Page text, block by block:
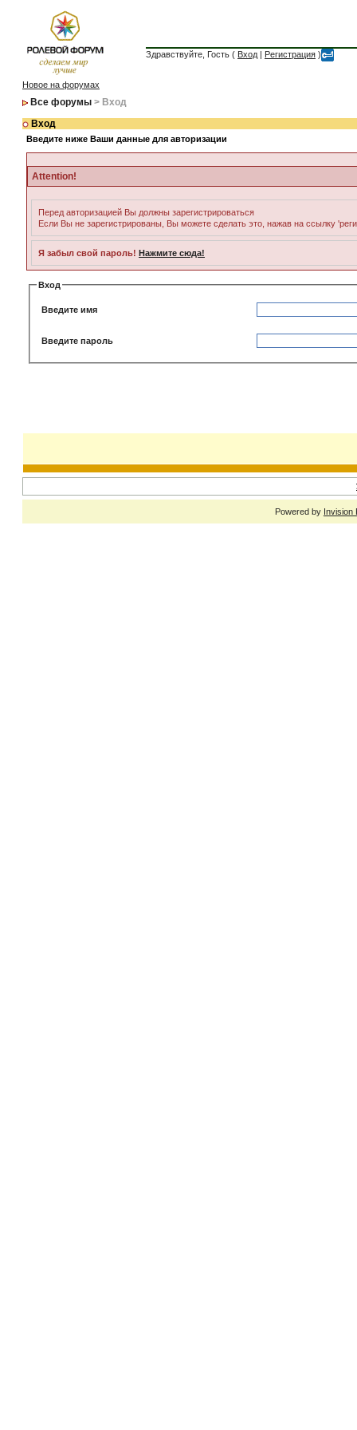
Здравствуйте, Гость ( Вход | Регистрация )
Новое на форумах
Все форумы > Вход
Вход
Введите ниже Ваши данные для авторизации
Attention!
Перед авторизацией Вы должны зарегистрироваться
Если Вы не зарегистрированы, Вы можете сделать это, нажав на ссылку
Я забыл свой пароль! Нажмите сюда!
Вход
Введите имя
Введите пароль
Powered by Invision